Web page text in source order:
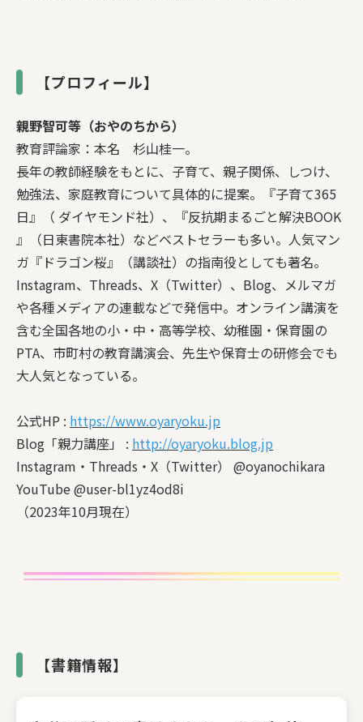
【プロフィール】
親野智可等（おやのちから）
教育評論家：本名 杉山桂一。
長年の教師経験をもとに、子育て、親子関係、しつけ、
勉強法、家庭教育について具体的に提案。『子育て365
日』（ ダイヤモンド社）、『反抗期まるごと解決BOOK
』（日東書院本社）などベストセラーも多い。人気マン
ガ『ドラゴン桜』（講談社）の指南役としても著名。
Instagram、Threads、X（Twitter）、Blog、メルマガ
や各種メディアの連載などで発信中。オンライン講演を
含む全国各地の小・中・高等学校、幼稚園・保育園の
PTA、市町村の教育講演会、先生や保育士の研修会でも
大人気となっている。
公式HP : https://www.oyaryoku.jp
Blog「親力講座」 : http://oyaryoku.blog.jp
Instagram・Threads・X（Twitter） @oyanochikara
YouTube @user-bl1yz4od8i
（2023年10月現在）
【書籍情報】